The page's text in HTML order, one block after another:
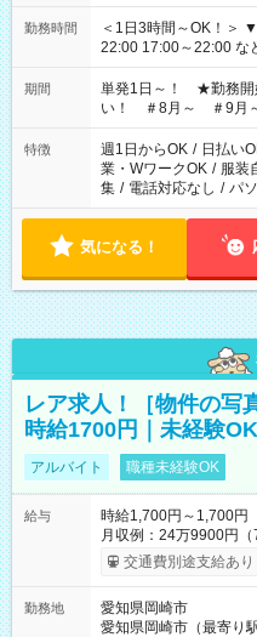
勤務時間
＜1日3時間～OK！＞ ▼ 例えば… ▼ 15:00～18:00 15:00～
22:00 17:00～22:00 など こちら以外の時間もお気軽にご相
ださい！
期間
単発1日～！ ★勤務開
い！ ＃8月～ ＃9月
特徴 週1日からOK / 日払い
業・WワークOK / 服装
集 / 電話対応なし / パ
気になる！
レア求人！［物件の写
時給1700円｜未経験
アルバイト 職種未経験OK
給与
時給1,700円～1,700円
月収例：24万9900円（7h×21日) 日払い、
り） 【試用期間】試用
交通費別途支給あり
勤務地
愛知県岡崎市
愛知県岡崎市（最寄り